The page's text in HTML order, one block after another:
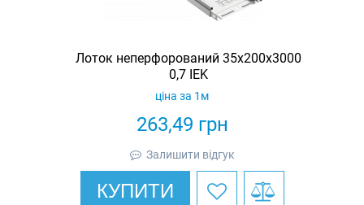
Лоток неперфорований 35х200х3000
0,7 IEK
263,49 грн
ціна за 1м
Залишити відгук
КУПИТИ